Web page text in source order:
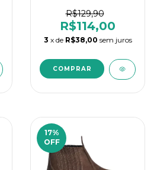
R$129,90
R$114,00
3 x de R$38,00 sem juros
17%
OFF